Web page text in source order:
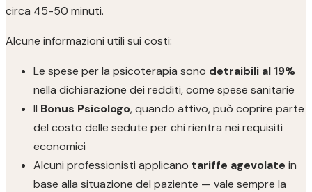
circa 45-50 minuti.
Alcune informazioni utili sui costi:
Le spese per la psicoterapia sono detraibili al 19%
nella dichiarazione dei redditi, come spese sanitarie
Il Bonus Psicologo, quando attivo, può coprire parte
del costo delle sedute per chi rientra nei requisiti
economici
Alcuni professionisti applicano tariffe agevolate in
base alla situazione del paziente — vale sempre la